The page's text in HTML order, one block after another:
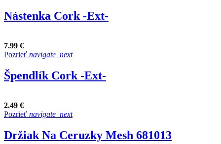
Nástenka Cork -Ext-
7.99 €
Pozrieť navigate_next
Špendlík Cork -Ext-
2.49 €
Pozrieť navigate_next
Držiak Na Ceruzky Mesh 681013